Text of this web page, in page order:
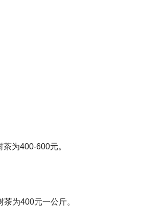
为400-600元。
为400元一公斤。